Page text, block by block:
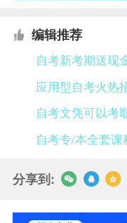
编辑推荐
自考新考期送现
应用型自考火热
自考文凭可以考
自考专/本全套
分享到: